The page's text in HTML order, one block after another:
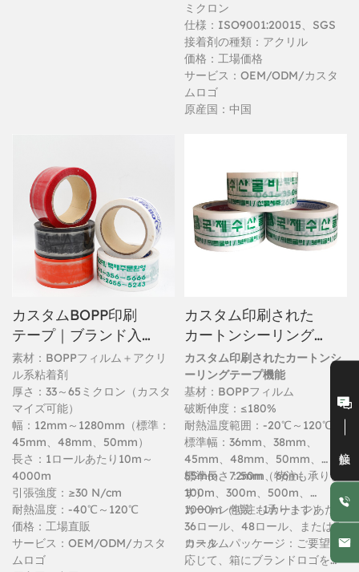
ミクロン
仕様：ISO9001:20015、SGS
接着剤の種類：アクリル
価格：工場価格
サービス：OEM/ODM/カスタ
ムロゴ
原産国：中国
カスタムBOPP印刷
テープ｜ブランド入
り梱包テープ
素材：BOPPフィルム＋アクリ
ル系粘着剤
厚さ：33～65ミクロン（カスタ
マイズ可能）
幅：12mm～1280mm（標準：
45mm、48mm、50mm）
長さ：1ロールあたり10m～
4000m
引張強度：≥30 N/cm
耐熱温度：-40℃～120℃
価格：工場直販
サービス：OEM/ODM/カスタ
ムロゴ
カスタム印刷された
カートンシーリング
テープ
カスタム印刷されたカートンシ
ーリングテープ機能
基材：BOPPフィルム
破断伸度：≤180%
耐熱温度範囲：-20℃～120℃
標準幅：36mm、38mm、
45mm、48mm、50mm、
55mm、72mm（特注も承りま
す）
標準長さ：50m、66m、
100m、300m、500m、
1000m（特注も承ります）
カートン包装：1カートンあたり
36ロール、48ロール、または72
ロール
カスタムパッケージ：ご要望に
応じて、箱にブランドロゴを印